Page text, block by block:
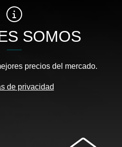
SOMOS
precios del mercado.
de privacidad